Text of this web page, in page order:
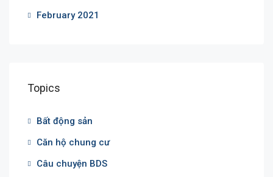
February 2021
Topics
Bất động sản
Căn hộ chung cư
Câu chuyện BDS